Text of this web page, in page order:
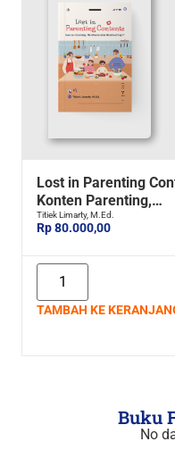
Lost in Parenting
Konten Parenting,
Membantu atau
Ragu?
Titiek Limarty, M.Ed.
Rp 80.000,00
TAMBAH KE
Buku
No